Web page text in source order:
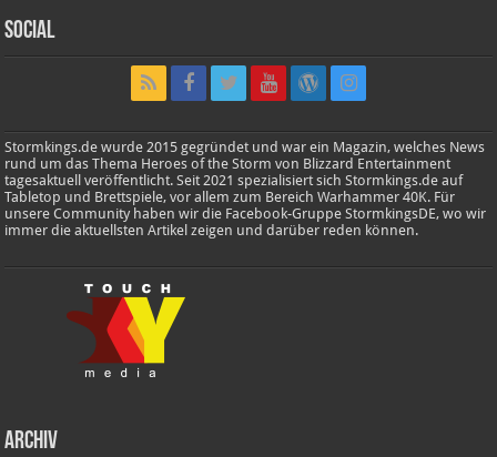
Social
Stormkings.de wurde 2015 gegründet und war ein Magazin, welches News
rund um das Thema Heroes of the Storm von Blizzard Entertainment
tagesaktuell veröffentlicht. Seit 2021 spezialisiert sich Stormkings.de auf
Tabletop und Brettspiele, vor allem zum Bereich Warhammer 40K. Für
unsere Community haben wir die Facebook-Gruppe StormkingsDE, wo wir
immer die aktuellsten Artikel zeigen und darüber reden können.
Archiv